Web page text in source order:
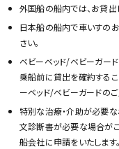
外国船の船内では、お貸出
日本船の船内で車いすの
さい。
ベビーベッド/ベビーガード
乗船前に貸出を確約するこ
ーベッド/ベビーガードの
特別な治療・介助が必要な
文診断書が必要な場合が
船会社に申請をいたします